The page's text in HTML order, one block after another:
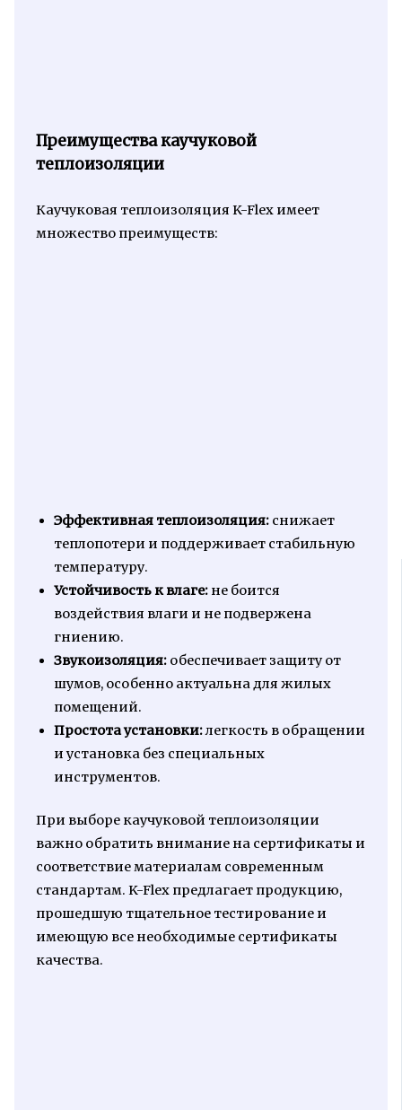
Преимущества каучуковой
теплоизоляции
Каучуковая теплоизоляция K-Flex имеет
множество преимуществ:
Эффективная теплоизоляция:снижает
теплопотери и поддерживает стабильную
температуру.
Устойчивость к влаге:не боится
воздействия влаги и не подвержена
гниению.
Звукоизоляция:обеспечивает защиту от
шумов, особенно актуальна для жилых
помещений.
Простота установки:легкость в обращении
и установка без специальных
инструментов.
При выборе каучуковой теплоизоляции
важно обратить внимание на сертификаты и
соответствие материалам современным
стандартам. K-Flex предлагает продукцию,
прошедшую тщательное тестирование и
имеющую все необходимые сертификаты
качества.